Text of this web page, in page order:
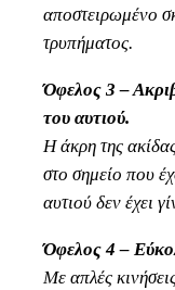
αποστειρωμένο
τρυπήματος.
Όφελος 3 –
του αυτιού.
Η άκρη της
στο σημείο που
αυτιού δεν έχει
Όφελος 4 –
Με απλές